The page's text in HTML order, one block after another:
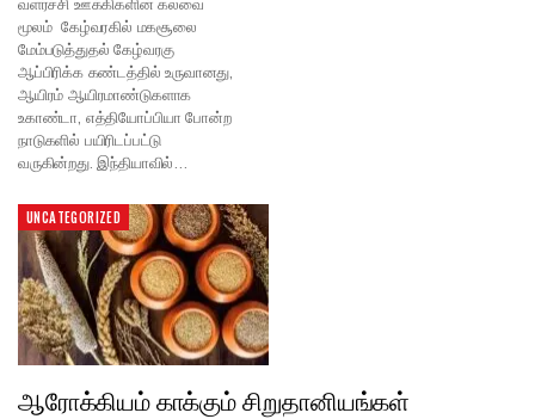
வளர்ச்சி ஊக்கிகளின் கலவை
மூலம் கேழ்வரகில் மகசூலை
மேம்படுத்துதல் கேழ்வரகு
ஆப்பிரிக்க கண்டத்தில் உருவானது,
ஆயிரம் ஆயிரமாண்டுகளாக
உகாண்டா, எத்தியோப்பியா போன்ற
நாடுகளில் பயிரிடப்பட்டு
வருகின்றது. இந்தியாவில்…
UNCATEGORIZED
ஆரோக்கியம் காக்கும் சிறுதானியங்கள்